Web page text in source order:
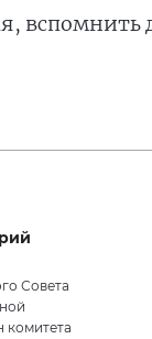
Совета
комитета